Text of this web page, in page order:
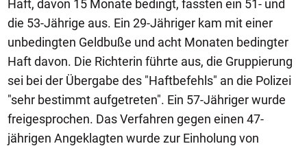
Haft, davon 15 Monate bedingt, fassten ein 51- und
die 53-Jährige aus. Ein 29-Jähriger kam mit einer
unbedingten Geldbuße und acht Monaten bedingter
Haft davon. Die Richterin führte aus, die Gruppierung
sei bei der Übergabe des "Haftbefehls" an die Polizei
"sehr bestimmt aufgetreten". Ein 57-Jähriger wurde
freigesprochen. Das Verfahren gegen einen 47-
jährigen Angeklagten wurde zur Einholung von